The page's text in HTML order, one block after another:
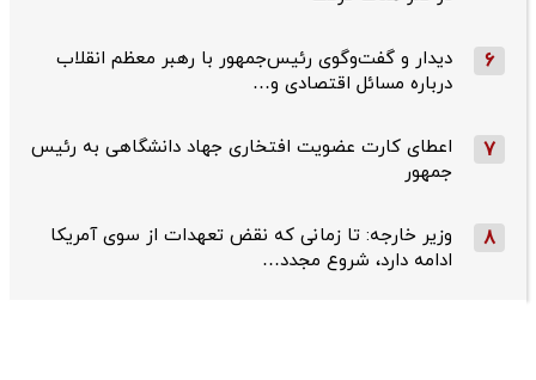
6
دیدار و گفت‌وگوی رئیس‌جمهور با رهبر معظم انقلاب
درباره مسائل اقتصادی و…
7
اعطای کارت عضویت افتخاری جهاد دانشگاهی به رئیس‌
جمهور
8
وزیر خارجه: تا زمانی که نقض تعهدات از سوی آمریکا
ادامه دارد، شروع مجدد…